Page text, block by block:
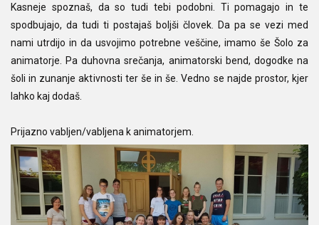
Kasneje spoznaš, da so tudi tebi podobni. Ti pomagajo in te
spodbujajo, da tudi ti postajaš boljši človek. Da pa se vezi med
nami utrdijo in da usvojimo potrebne veščine, imamo še Šolo za
animatorje. Pa duhovna srečanja, animatorski bend, dogodke na
šoli in zunanje aktivnosti ter še in še. Vedno se najde prostor, kjer
lahko kaj dodaš.
Prijazno vabljen/vabljena k animatorjem.